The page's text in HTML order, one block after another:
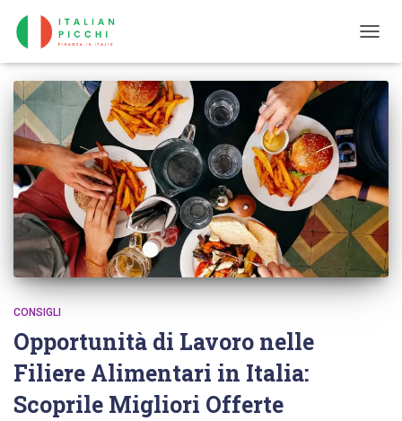
CONSIGLI
Opportunità di Lavoro nelle
Filiere Alimentari in Italia:
Scoprile Migliori Offerte